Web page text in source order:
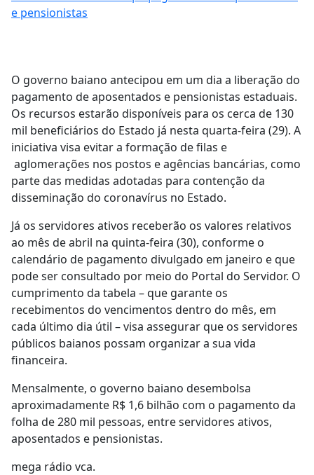
e pensionistas
O governo baiano antecipou em um dia a liberação do
pagamento de aposentados e pensionistas estaduais.
Os recursos estarão disponíveis para os cerca de 130
mil beneficiários do Estado já nesta quarta-feira (29). A
iniciativa visa evitar a formação de filas e
aglomerações nos postos e agências bancárias, como
parte das medidas adotadas para contenção da
disseminação do coronavírus no Estado.
Já os servidores ativos receberão os valores relativos
ao mês de abril na quinta-feira (30), conforme o
calendário de pagamento divulgado em janeiro e que
pode ser consultado por meio do Portal do Servidor. O
cumprimento da tabela – que garante os
recebimentos do vencimentos dentro do mês, em
cada último dia útil – visa assegurar que os servidores
públicos baianos possam organizar a sua vida
financeira.
Mensalmente, o governo baiano desembolsa
aproximadamente R$ 1,6 bilhão com o pagamento da
folha de 280 mil pessoas, entre servidores ativos,
aposentados e pensionistas.
mega rádio vca.